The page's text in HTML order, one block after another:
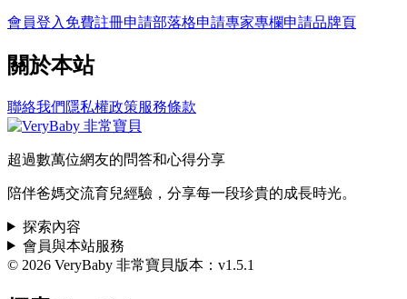
會員登入 免費註冊申請部落格申請專家專欄申請品牌頁
關於本站
聯絡我們 隱私權政策服務條款
超過數萬位網友的問答和心得分享
陪伴爸媽交流育兒經驗，分享每一段珍貴的成長時光。
探索內容
會員與本站服務
© 2026 VeryBaby 非常寶貝版本：v1.5.1